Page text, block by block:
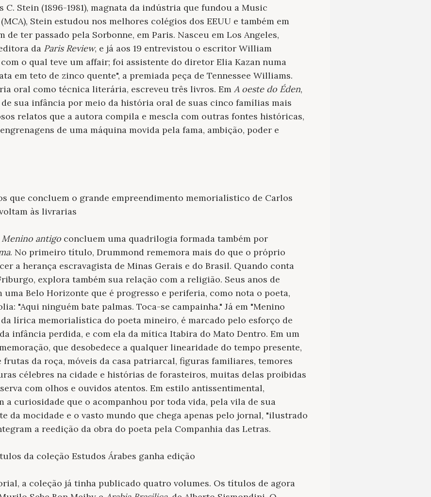
C. Stein (1896-1981), magnata da indústria que fundou a Music
Stein estudou nos melhores colégios dos EEUU e também em
de ter passado pela Sorbonne, em Paris. Nasceu em Los Angeles,
da Paris Review, e já aos 19 entrevistou o escritor William
o qual teve um affair; foi assistente do diretor Elia Kazan numa
em teto de zinco quente", a premiada peça de Tennessee Williams.
oral como técnica literária, escreveu três livros. Em A oeste do Éden,
sua infância por meio da história oral de suas cinco famílias mais
relatos que a autora compila e mescla com outras fontes históricas,
de uma máquina movida pela fama, ambição, poder e
que concluem o grande empreendimento memorialístico de Carlos
às livrarias
Menino antigo concluem uma quadrilogia formada também por
. No primeiro título, Drummond rememora mais do que o próprio
a herança escravagista de Minas Gerais e do Brasil. Quando conta
explora também sua relação com a religião. Seus anos de
uma Belo Horizonte que é progresso e periferia, como nota o poeta,
"Aqui ninguém bate palmas. Toca-se campainha." Já em "Menino
lírica memorialística do poeta mineiro, é marcado pelo esforço de
infância perdida, e com ela da mítica Itabira do Mato Dentro. Em um
que desobedece a qualquer linearidade do tempo presente,
frutas da roça, móveis da casa patriarcal, figuras familiares, temores
célebres na cidade e histórias de forasteiros, muitas delas proibidas
com olhos e ouvidos atentos. Em estilo antissentimental,
a curiosidade que o acompanhou por toda vida, pela vila de sua
da mocidade e o vasto mundo que chega apenas pelo jornal, "ilustrado
a reedição da obra do poeta pela Companhia das Letras.
da coleção Estudos Árabes ganha edição
a coleção já tinha publicado quatro volumes. Os títulos de agora